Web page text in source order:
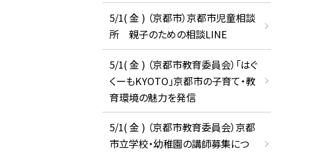
5/1( 金 ) （京都市）京都市児童相談
所 親子のための相談LINE
5/1( 金 ) （京都市教育委員会）「はぐ
くーもKYOTO」京都市の子育て・教
育環境の魅力を発信
5/1( 金 ) （京都市教育委員会）京都
市立学校・幼稚園の講師募集につ